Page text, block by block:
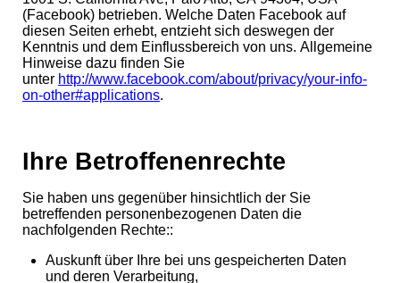
(Facebook) betrieben. Welche Daten Facebook auf
diesen Seiten erhebt, entzieht sich deswegen der
Kenntnis und dem Einflussbereich von uns. Allgemeine
Hinweise dazu finden Sie
unter http://www.facebook.com/about/privacy/your-info-
on-other#applications.
Ihre Betroffenenrechte
Sie haben uns gegenüber hinsichtlich der Sie
betreffenden personenbezogenen Daten die
nachfolgenden Rechte::
Auskunft über Ihre bei uns gespeicherten Daten
und deren Verarbeitung,